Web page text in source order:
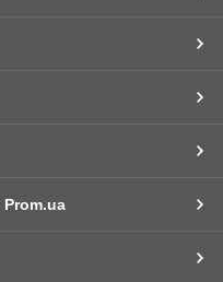
Prom.ua